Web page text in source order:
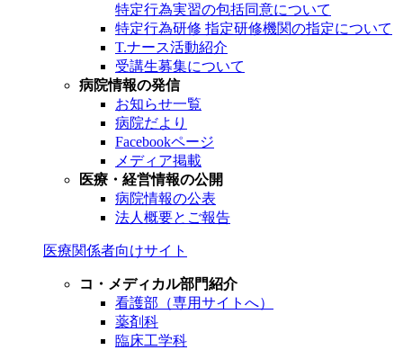
特定行為実習の包括同意について
特定行為研修 指定研修機関の指定について
T.ナース活動紹介
受講生募集について
病院情報の発信
お知らせ一覧
病院だより
Facebookページ
メディア掲載
医療・経営情報の公開
病院情報の公表
法人概要とご報告
医療関係者向けサイト
コ・メディカル部門紹介
看護部（専用サイトへ）
薬剤科
臨床工学科